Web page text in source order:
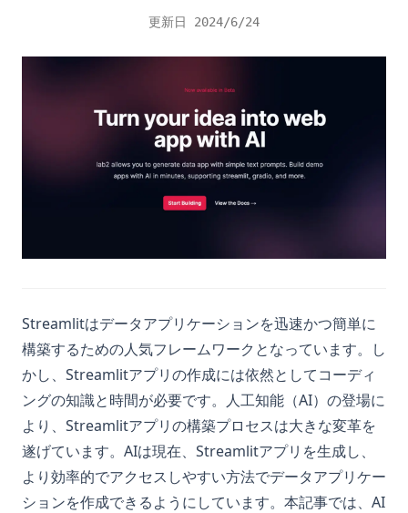
更新日 2024/6/24
Streamlitはデータアプリケーションを迅速かつ簡単に
構築するための人気フレームワークとなっています。し
かし、Streamlitアプリの作成には依然としてコーディ
ングの知識と時間が必要です。人工知能（AI）の登場に
より、Streamlitアプリの構築プロセスは大きな変革を
遂げています。AIは現在、Streamlitアプリを生成し、
より効率的でアクセスしやすい方法でデータアプリケー
ションを作成できるようにしています。本記事では、AI